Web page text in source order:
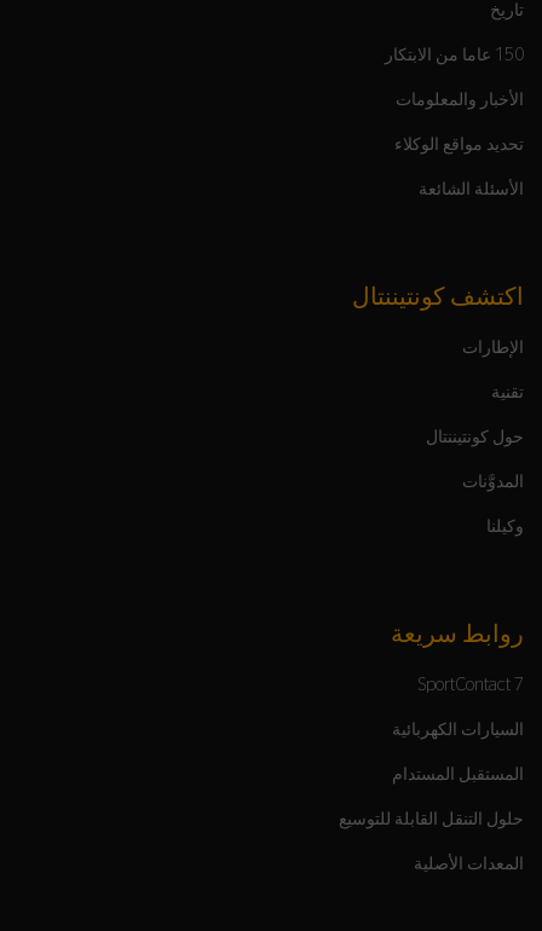
تاريخ
150 عاما من الابتكار
الأخبار والمعلومات
تحديد مواقع الوكلاء
الأسئلة الشائعة
اكتشف كونتيننتال
الإطارات
تقنية
حول كونتيننتال
المدوَّنات
وكيلنا
روابط سريعة
SportContact 7
السيارات الكهربائية
المستقبل المستدام
حلول التنقل القابلة للتوسيع
المعدات الأصلية